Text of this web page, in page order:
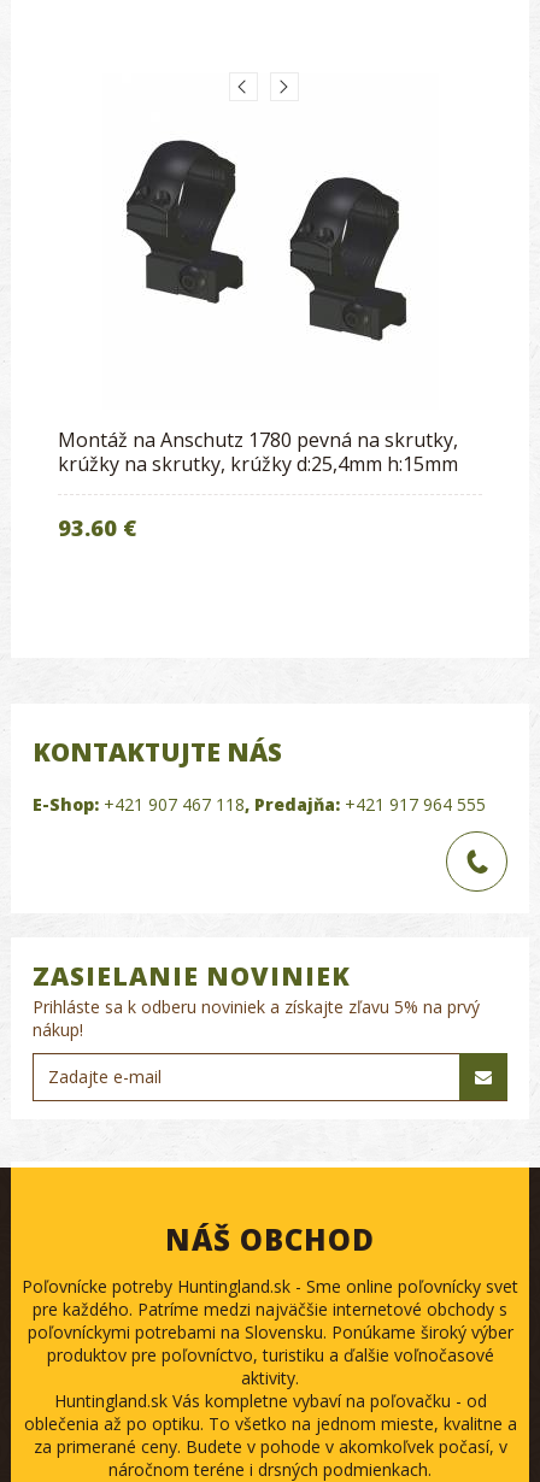
Montáž na Anschutz 1780 pevná na skrutky,
krúžky na skrutky, krúžky d:25,4mm h:15mm
93.60 €
KONTAKTUJTE NÁS
E-Shop: +421 907 467 118, Predajňa: +421 917 964 555
ZASIELANIE NOVINIEK
Prihláste sa k odberu noviniek a získajte zľavu 5% na prvý
nákup!
NÁŠ OBCHOD
Poľovnícke potreby Huntingland.sk - Sme online poľovnícky svet
pre každého. Patríme medzi najväčšie internetové obchody s
poľovníckymi potrebami na Slovensku. Ponúkame široký výber
produktov pre poľovníctvo, turistiku a ďalšie voľnočasové
aktivity.
Huntingland.sk Vás kompletne vybaví na poľovačku - od
oblečenia až po optiku. To všetko na jednom mieste, kvalitne a
za primerané ceny. Budete v pohode v akomkoľvek počasí, v
náročnom teréne i drsných podmienkach.